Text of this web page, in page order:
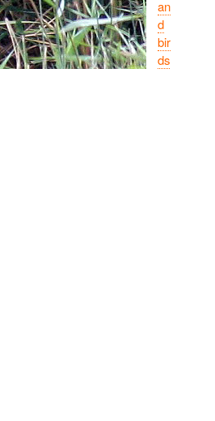
an
d
bir
ds